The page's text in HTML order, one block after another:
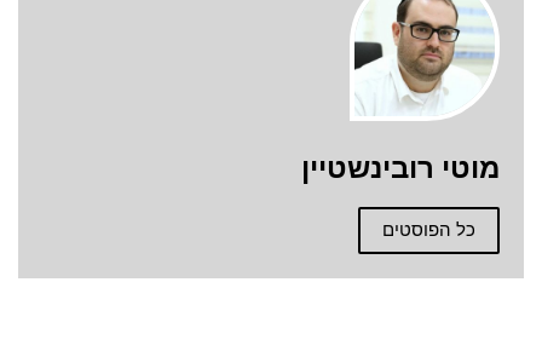
מוטי רובינשטיין
כל הפוסטים